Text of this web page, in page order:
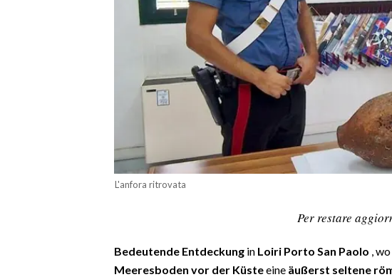
L'anfora ritrovata
Per restare
Bedeutende Entdeckung in Loiri Porto San Paolo ,
Meeresboden vor der Küsteeine äußerst seltene